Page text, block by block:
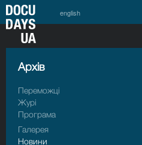
english
Архiв
Переможці
Журі
Програма
Галерея
Новини